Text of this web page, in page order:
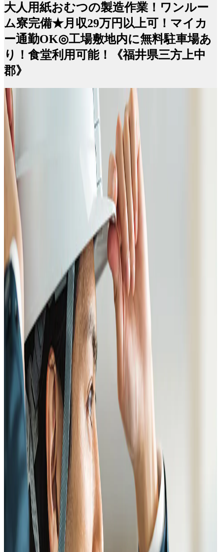
大人用紙おむつの製造作業！ワンルー
ム寮完備★月収29万円以上可！マイカ
ー通勤OK◎工場敷地内に無料駐車場あ
り！食堂利用可能！《福井県三方上中
郡》